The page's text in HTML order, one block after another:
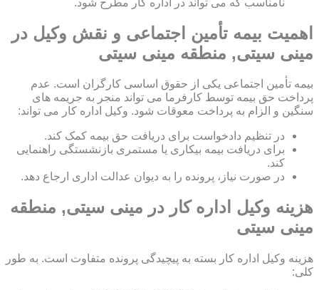
اهمیت بیمه تأمین اجتماعی و نقش وکیل در
مینی سیتی, منطقه مینی سیتی
بیمه تأمین اجتماعی یکی از حقوق اساسی کارگران است. عدم
پرداخت حق بیمه توسط کارفرما می تواند منجر به جریمه های
سنگین و الزام به پرداخت معوقات شود. وکیل اداره کار می تواند:
در تنظیم دادخواست برای دریافت حق بیمه کمک کند.
برای دریافت بیمه بیکاری یا مستمری بازنشستگی راهنمایی
کند.
در صورت نیاز، پرونده را به دیوان عدالت اداری ارجاع دهد.
هزینه وکیل اداره کار در مینی سیتی, منطقه
مینی سیتی
هزینه وکیل اداره کار بسته به پیچیدگی پرونده متفاوت است. به طور
کلی: